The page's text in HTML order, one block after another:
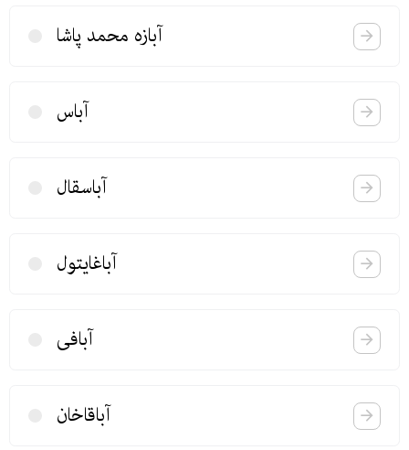
آبازه محمد پاشا
آباس
آباسقال
آباغایتول
آبافی
آباقاخان